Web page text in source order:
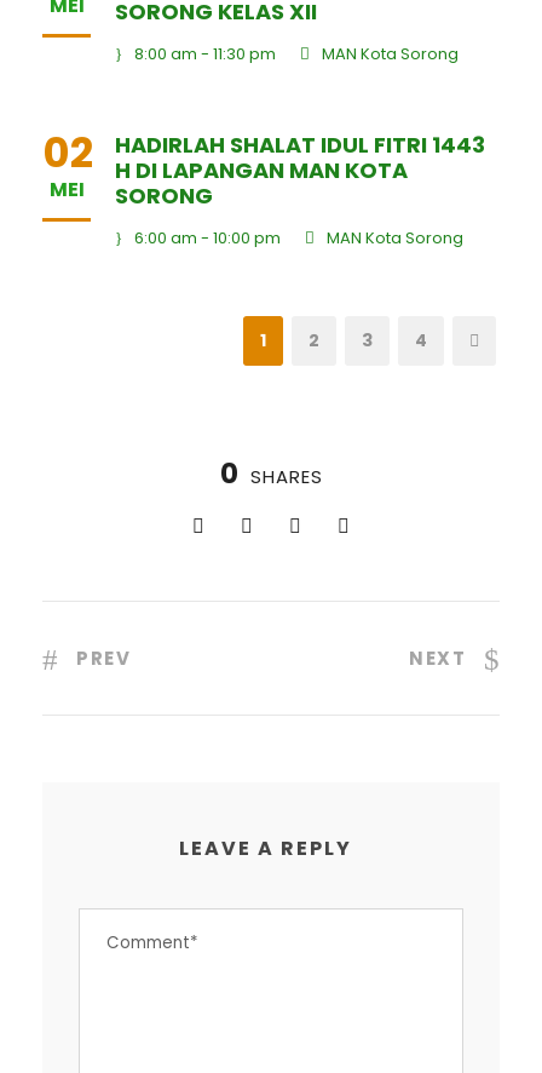
SORONG KELAS XII
8:00 am - 11:30 pm MAN Kota Sorong
02
MEI
HADIRLAH SHALAT IDUL FITRI 1443
H DI LAPANGAN MAN KOTA
SORONG
6:00 am - 10:00 pm MAN Kota Sorong
1 2 3 4
0 SHARES
PREV NEXT
LEAVE A REPLY